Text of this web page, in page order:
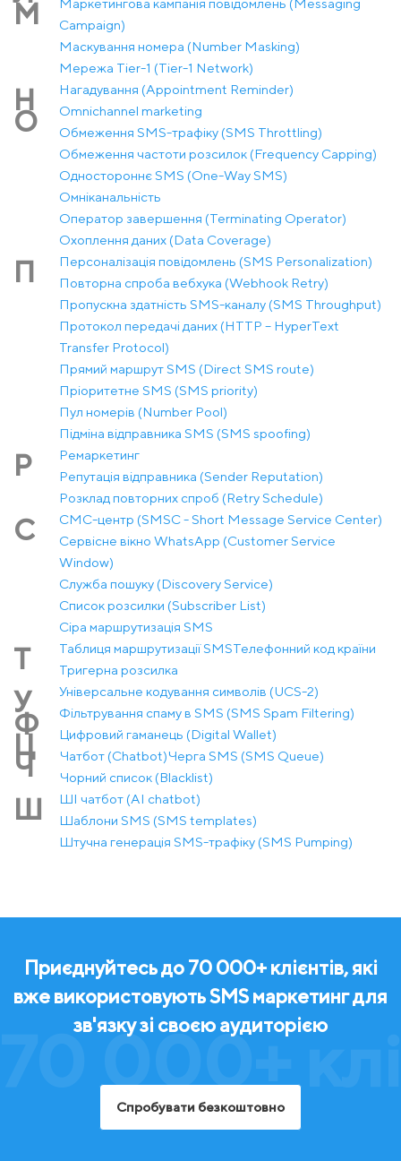
М
Маркетингова кампанія повідомлень (Messaging
Campaign)
Маскування номера (Number Masking)
Мережа Tier-1 (Tier-1 Network)
Н Нагадування (Appointment Reminder)
О
Оmnichannel marketing
Обмеження SMS-трафіку (SMS Throttling)
Обмеження частоти розсилок (Frequency Capping)
Одностороннє SMS (One-Way SMS)
Омніканальність
Оператор завершення (Terminating Operator)
Охоплення даних (Data Coverage)
П
Персоналізація повідомлень (SMS Personalization)
Повторна спроба вебхука (Webhook Retry)
Пропускна здатність SMS-каналу (SMS Throughput)
Протокол передачі даних (HTTP – HyperText
Transfer Protocol)
Прямий маршрут SMS (Direct SMS route)
Пріоритетне SMS (SMS priority)
Пул номерів (Number Pool)
Підміна відправника SMS (SMS spoofing)
Р
Ремаркетинг
Репутація відправника (Sender Reputation)
Розклад повторних спроб (Retry Schedule)
С
СМС-центр (SMSC - Short Message Service Center)
Сервісне вікно WhatsApp (Customer Service
Window)
Служба пошуку (Discovery Service)
Список розсилки (Subscriber List)
Сіра маршрутизація SMS
Т Таблиця маршрутизації SMSТелефонний код країни
Тригерна розсилка
У Універсальне кодування символів (UCS-2)
Ф Фільтрування спаму в SMS (SMS Spam Filtering)
Ц Цифровий гаманець (Digital Wallet)
Ч Чатбот (Chatbot)Черга SMS (SMS Queue)
Чорний список (Blacklist)
Ш
ШІ чатбот (AI chatbot)
Шаблони SMS (SMS templates)
Штучна генерація SMS-трафіку (SMS Pumping)
70 000+
Приєднуйтесь до 70 000+ клієнтів, які
вже використовують SMS маркетинг для
зв'язку зі своєю аудиторією
Спробувати безкоштовно